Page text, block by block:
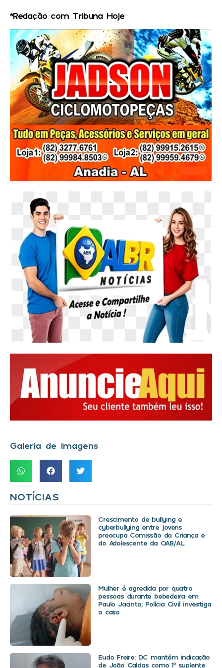
*Redação com Tribuna Hoje
Galeria de Imagens
NOTÍCIAS
Crescimento de bullying e
cyberbullying entre jovens
preocupa Comissão da Criança e
do Adolescente da OAB/AL
Mulher é agredida por quatro
pessoas durante bebedeira em
Paulo Jacinto; Polícia Civil investiga
o caso
Eudo Freire: DC mantém indicação
de João Caldas como 1º suplente